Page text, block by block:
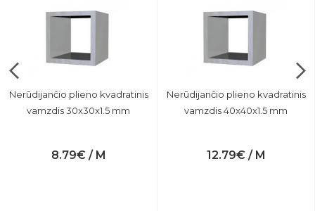
Nerūdijančio plieno kvadratinis
vamzdis 30x30x1.5 mm
8.79€ / M
Nerūdijančio plieno kvadratinis
vamzdis 40x40x1.5 mm
12.79€ / M